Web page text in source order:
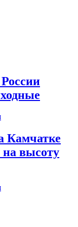
Камчатке
высоту